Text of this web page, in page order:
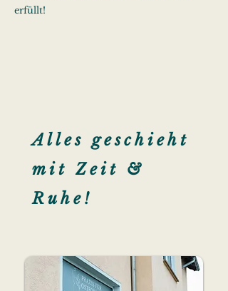
Alles geschieht
mit Zeit &
Ruhe!
erfüllt!